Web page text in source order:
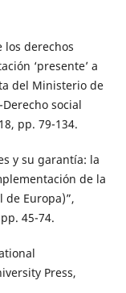
los derechos
‘presente’ a
del Ministerio de
social
pp. 79-134.
y su garantía: la
de la
de Europa)”,
45-74.
Press,